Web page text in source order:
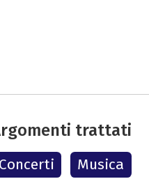
trattati
Concerti Musica